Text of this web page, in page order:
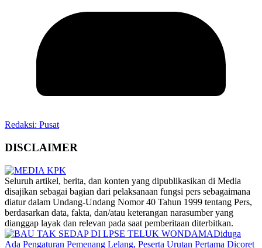
Redaksi: Pusat
DISCLAIMER
‎Seluruh artikel, berita, dan konten yang dipublikasikan di Media
disajikan sebagai bagian dari pelaksanaan fungsi pers sebagaimana
diatur dalam Undang-Undang Nomor 40 Tahun 1999 tentang Pers,
berdasarkan data, fakta, dan/atau keterangan narasumber yang
dianggap layak dan relevan pada saat pemberitaan diterbitkan.